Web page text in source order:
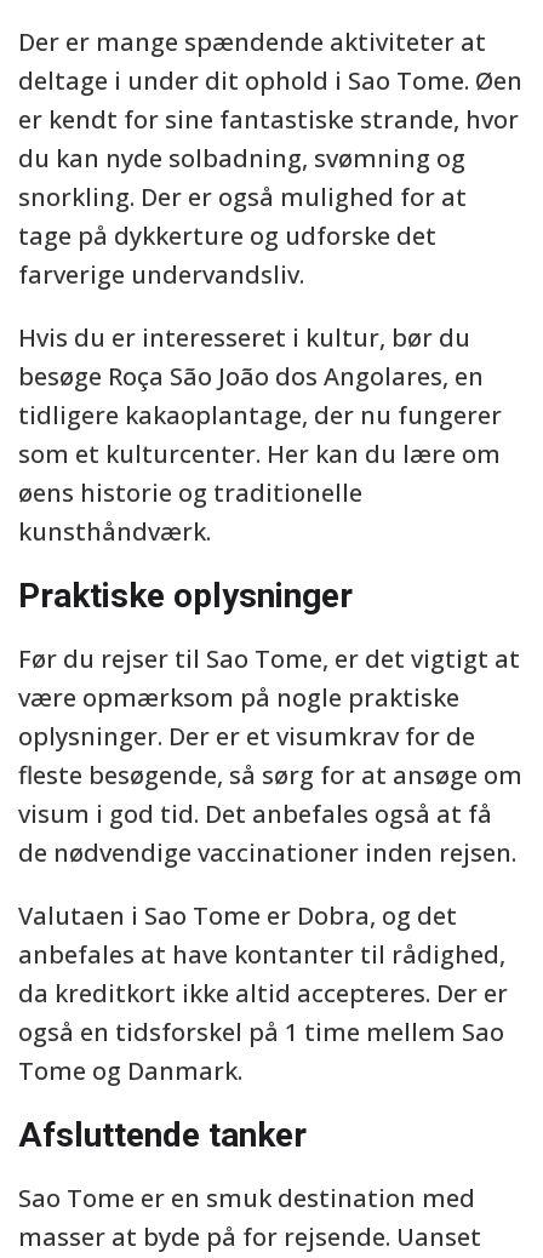
Der er mange spændende aktiviteter at
deltage i under dit ophold i Sao Tome. Øen
er kendt for sine fantastiske strande, hvor
du kan nyde solbadning, svømning og
snorkling. Der er også mulighed for at
tage på dykkerture og udforske det
farverige undervandsliv.
Hvis du er interesseret i kultur, bør du
besøge Roça São João dos Angolares, en
tidligere kakaoplantage, der nu fungerer
som et kulturcenter. Her kan du lære om
øens historie og traditionelle
kunsthåndværk.
Praktiske oplysninger
Før du rejser til Sao Tome, er det vigtigt at
være opmærksom på nogle praktiske
oplysninger. Der er et visumkrav for de
fleste besøgende, så sørg for at ansøge om
visum i god tid. Det anbefales også at få
de nødvendige vaccinationer inden rejsen.
Valutaen i Sao Tome er Dobra, og det
anbefales at have kontanter til rådighed,
da kreditkort ikke altid accepteres. Der er
også en tidsforskel på 1 time mellem Sao
Tome og Danmark.
Afsluttende tanker
Sao Tome er en smuk destination med
masser at byde på for rejsende. Uanset